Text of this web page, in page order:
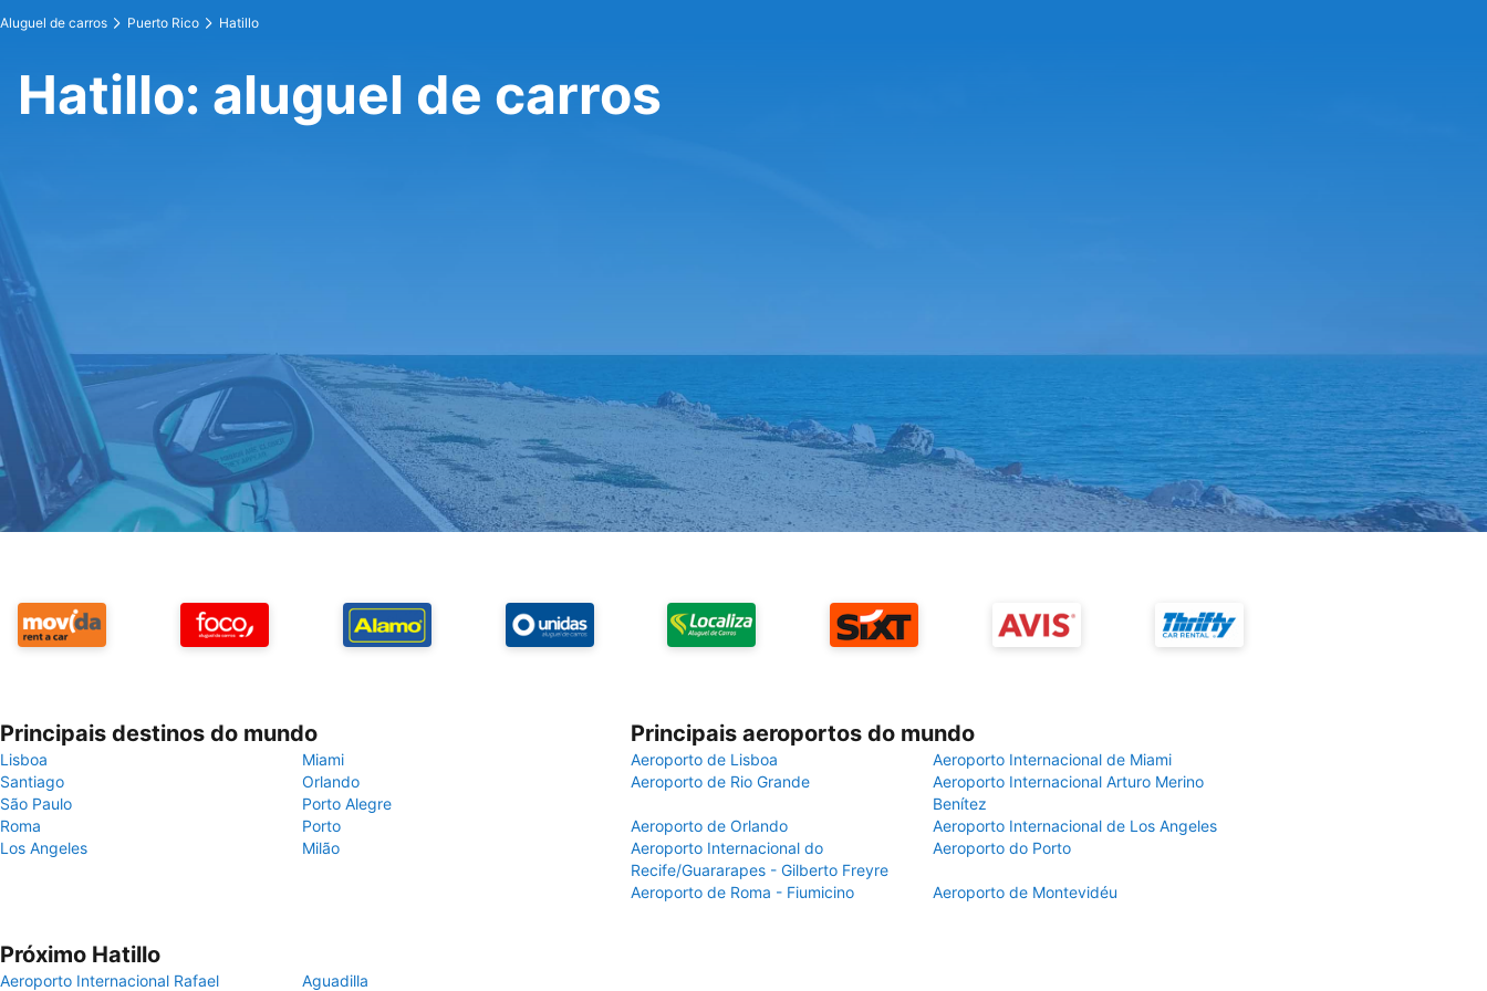
Aluguel de carros Puerto Rico Hatillo
Hatillo: aluguel de carros
Principais destinos do mundo
Lisboa
Miami
Santiago
Orlando
São Paulo
Porto Alegre
Roma
Porto
Los Angeles
Milão
Principais aeroportos do mundo
Aeroporto de Lisboa
Aeroporto Internacional de Miami
Aeroporto de Rio Grande
Aeroporto Internacional Arturo Merino
Benítez
Aeroporto de Orlando
Aeroporto Internacional de Los Angeles
Aeroporto Internacional do
Recife/Guararapes - Gilberto Freyre
Aeroporto do Porto
Aeroporto de Roma - Fiumicino Aeroporto de Montevidéu
Próximo Hatillo
Aeroporto Internacional Rafael Aguadilla